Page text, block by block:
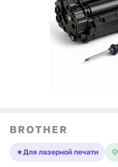
BROTHER
Для лазерной печати